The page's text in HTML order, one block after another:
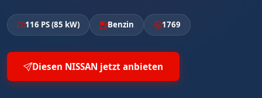
116 PS (85 kW) Benzin 1769
Diesen NISSAN jetzt anbieten